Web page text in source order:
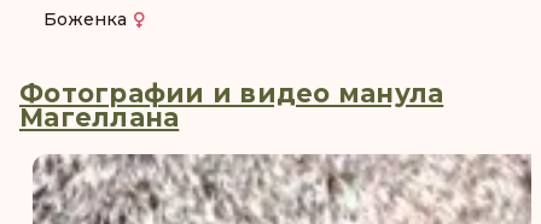
Боженка
Фотографии и видео манула
Магеллана